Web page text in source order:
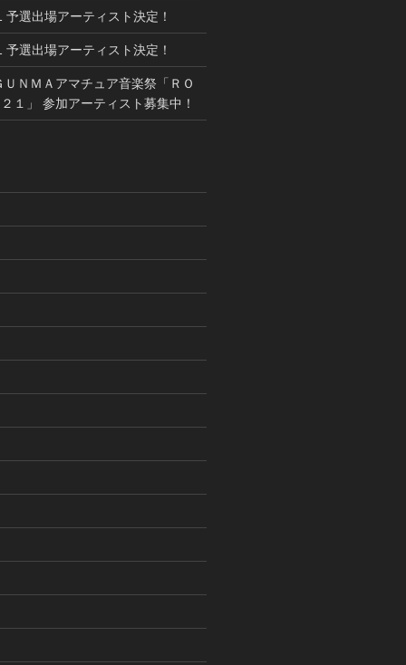
選出場アーティスト決定！
選出場アーティスト決定！
ＮＭＡアマチュア音楽祭「ＲＯ
１」 参加アーティスト募集中！